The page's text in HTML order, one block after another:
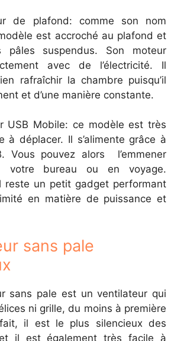
de plafond: comme son nom
est accroché au plafond et
pâles suspendus. Son moteur
avec de l’électricité. Il
rafraîchir la chambre puisqu’il
et d’une manière constante.
USB Mobile: ce modèle est très
à déplacer. Il s’alimente grâce à
Vous pouvez alors l’emmener
votre bureau ou en voyage.
reste un petit gadget performant
en matière de puissance et
sans pale
sans pale est un ventilateur qui
ni grille, du moins à première
il est le plus silencieux des
il est également très facile à